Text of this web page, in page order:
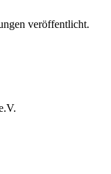
veröffentlicht.